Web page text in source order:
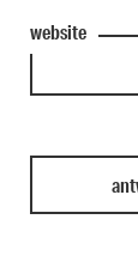
website